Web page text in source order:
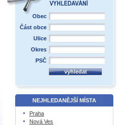
Obec
Část obce
Ulice
Okres
PSČ
NEJHLEDANĚJŠÍ MÍSTA
Praha
Nová Ves